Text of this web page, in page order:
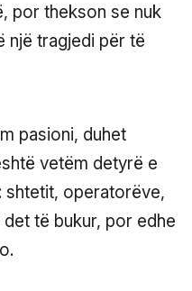
por thekson se nuk
një tragjedi për të
pasioni, duhet
vetëm detyrë e
shtetit, operatorëve,
të bukur, por edhe